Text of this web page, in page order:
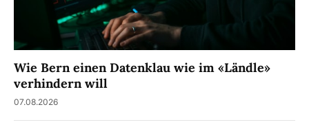
Wie Bern einen Datenklau wie im «Ländle»
verhindern will
07.08.2026